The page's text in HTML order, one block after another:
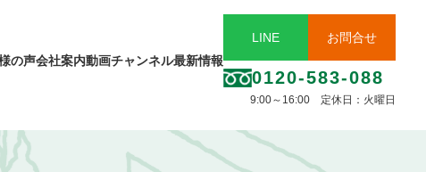
の声会社案内動画チャンネル最新情報
LINE お問合せ
0120-583-088
9:00～16:00 定休日：火曜日